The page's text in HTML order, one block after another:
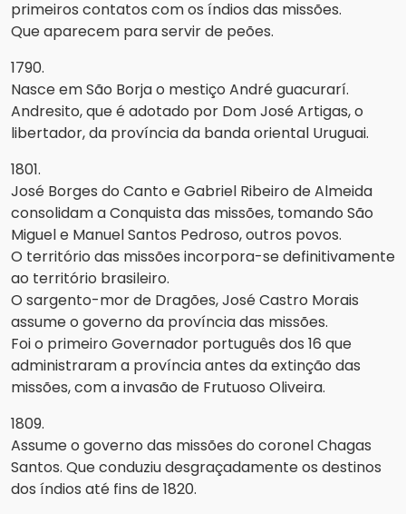
primeiros contatos com os índios das missões.
Que aparecem para servir de peões.
1790.
Nasce em São Borja o mestiço André guacurarí.
Andresito, que é adotado por Dom José Artigas, o
libertador, da província da banda oriental Uruguai.
1801.
José Borges do Canto e Gabriel Ribeiro de Almeida
consolidam a Conquista das missões, tomando São
Miguel e Manuel Santos Pedroso, outros povos.
O território das missões incorpora-se definitivamente
ao território brasileiro.
O sargento-mor de Dragões, José Castro Morais
assume o governo da província das missões.
Foi o primeiro Governador português dos 16 que
administraram a província antes da extinção das
missões, com a invasão de Frutuoso Oliveira.
1809.
Assume o governo das missões do coronel Chagas
Santos. Que conduziu desgraçadamente os destinos
dos índios até fins de 1820.